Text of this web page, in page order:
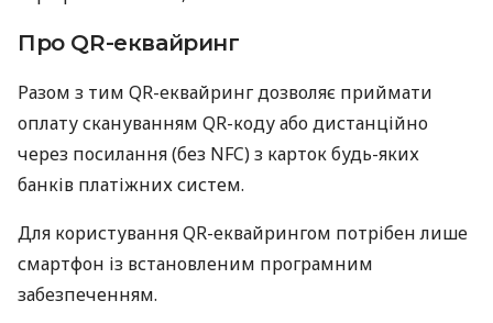
Про QR-еквайринг
Разом з тим QR-еквайринг дозволяє приймати
оплату скануванням QR-коду або дистанційно
через посилання (без NFC) з карток будь-яких
банків платіжних систем.
Для користування QR-еквайрингом потрібен лише
смартфон із встановленим програмним
забезпеченням.